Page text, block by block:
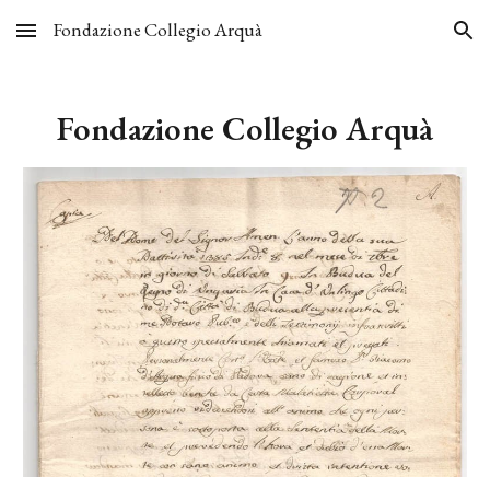
Skip to main content Skip to navigation
Fondazione Collegio Arquà
Fondazione Collegio Arquà